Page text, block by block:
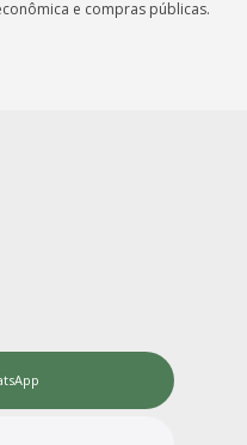
e compras públicas.